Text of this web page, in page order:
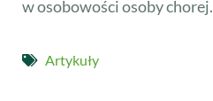
w osobowości osoby chorej.
Artykuły